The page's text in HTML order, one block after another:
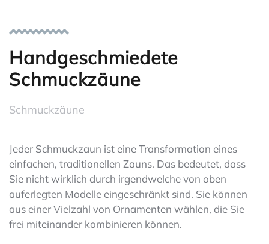
Handgeschmiedete
Schmuckzäune
Schmuckzäune
Jeder Schmuckzaun ist eine Transformation eines
einfachen, traditionellen Zauns. Das bedeutet, dass
Sie nicht wirklich durch irgendwelche von oben
auferlegten Modelle eingeschränkt sind. Sie können
aus einer Vielzahl von Ornamenten wählen, die Sie
frei miteinander kombinieren können.